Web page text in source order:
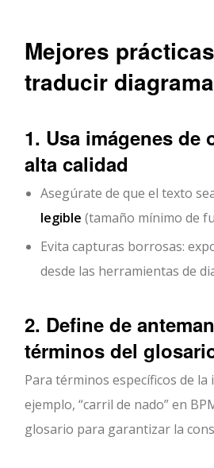
Mejores
traducir
1. Usa imágenes de
alta calidad
Asegúrate de que el texto
legible (tamaño mínimo de
Evita capturas borrosas:
desde las herramientas de
2. Define de
términos del
Para términos específicos de
ejemplo, “carril de nado” en
glosario para garantizar la